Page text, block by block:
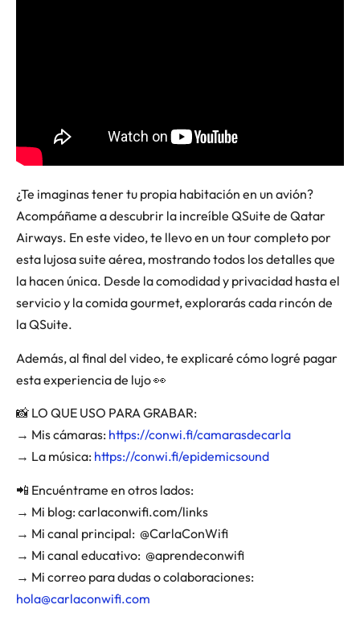
¿Te imaginas tener tu propia habitación en un avión?
Acompáñame a descubrir la increíble QSuite de Qatar
Airways. En este video, te llevo en un tour completo por
esta lujosa suite aérea, mostrando todos los detalles que
la hacen única. Desde la comodidad y privacidad hasta el
servicio y la comida gourmet, explorarás cada rincón de
la QSuite.
Además, al final del video, te explicaré cómo logré pagar
esta experiencia de lujo 👀
📸 LO QUE USO PARA GRABAR:
→ Mis cámaras: https://conwi.fi/camarasdecarla
→ La música: https://conwi.fi/epidemicsound
📲 Encuéntrame en otros lados:
→ Mi blog: carlaconwifi.com/links
→ Mi canal principal: ‪ @CarlaConWifi
→ Mi canal educativo: ‪ @aprendeconwifi
→ Mi correo para dudas o colaboraciones:
hola@carlaconwifi.com